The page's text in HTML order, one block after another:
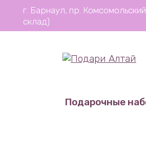
Перейти
содержанию
г. Барнаул, пр.
склад)
Подарочные